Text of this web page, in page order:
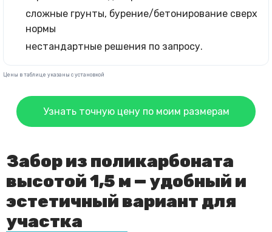
сложные грунты, бурение/бетонирование сверх
нормы
нестандартные решения по запросу.
Цены в таблице указаны с установкой
Узнать точную цену по моим размерам
Забор из поликарбоната
высотой 1,5 м — удобный и
эстетичный вариант для
участка